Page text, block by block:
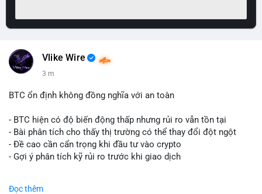
Vlike Wire
3 m
BTC ổn định không đồng nghĩa với an toàn
- BTC hiện có độ biến động thấp nhưng rủi ro vẫn tồn tại
- Bài phân tích cho thấy thị trường có thể thay đổi đột ngột
- Đề cao cần cẩn trọng khi đầu tư vào crypto
- Gợi ý phân tích kỹ rủi ro trước khi giao dịch
Đọc thêm